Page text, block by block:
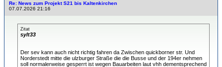
Re: News zum Projekt S21 bis Kaltenkirchen
07.07.2026 21:16
Zitat
sylt33
Der sev kann auch nicht richtig fahren da Zwischen quickborner str. Und
Norderstedt mitte die ulzburger Straße die die Busse und der 194er nehmen
soll normalerweise gesperrt ist wegen Bauarbeiten laut vhh dementsprechend